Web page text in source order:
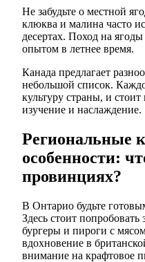
Не забудьте о местной
клюква и малина часто
десертах. Поход на
опытом в летнее время.
Канада предлагает
небольшой список.
культуру страны, и
изучение и наслаждение.
Региональные
особенности:
провинциях?
В Онтарио будьте
Здесь стоит
бургеры и пироги с
вдохновение в
внимание на крафтовое